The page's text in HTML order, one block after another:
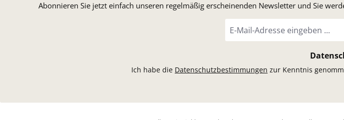
Abonnieren Sie jetzt einfach unseren regelmäßig erscheinenden Newsletter und Sie
Mail-
Adresse
Ich habe die Datenschutzbestimmungen zur Kenntnis